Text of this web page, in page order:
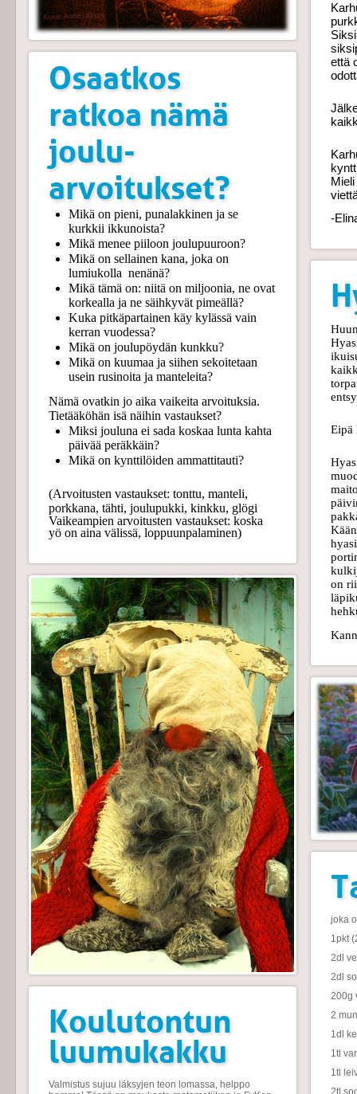
Osaatkos
ratkoa nämä
joulu-
arvoitukset?
Mikä on pieni, punalakkinen ja se
kurkkii ikkunoista?
Mikä menee piiloon joulupuuroon?
Mikä on sellainen kana, joka on
lumiukolla nenänä?
Mikä tämä on: niitä on miljoonia, ne ovat
korkealla ja ne säihkyvät pimeällä?
Kuka pitkäpartainen käy kylässä vain
kerran vuodessa?
Mikä on joulupöydän kunkku?
Mikä on kuumaa ja siihen sekoitetaan
usein rusinoita ja manteleita?
Nämä ovatkin jo aika vaikeita arvoituksia.
Tietääköhän isä näihin vastaukset?
Miksi jouluna ei sada koskaa lunta kahta
päivää peräkkäin?
Mikä on kynttilöiden ammattitauti?
(Arvoitusten vastaukset: tonttu, manteli,
porkkana, tähti, joulupukki, kinkku, glögi
Vaikeampien arvoitusten vastaukset: koska
yö on aina välissä, loppuunpalaminen)
Koulutontun
luumukakku
Valmistus sujuu läksyjen teon lomassa, helppo
että
-
Eipä
on
joka
1pkt
2dl
2dl
200g
2
1dl
1tl
1tl
2tl